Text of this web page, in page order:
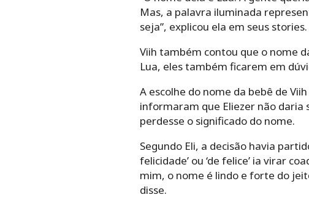
Mas, a palavra iluminada
seja”, explicou ela em seus stories.
Viih também contou que o nome
Lua, eles também ficarem em
A escolhe do nome da bebê de
informaram que Eliezer não daria
perdesse o significado do nome.
Segundo Eli, a decisão havia
felicidade’ ou ‘de felice’ ia virar
mim, o nome é lindo e forte do
disse.